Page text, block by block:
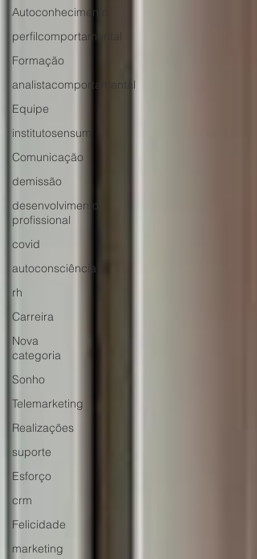
Autoconhecimento
perfilcomportamental
Formação
analistacomportamental
Equipe
institutosensum
Comunicação
demissão
desenvolvimento
profissional
covid
autoconsciência
rh
Carreira
Nova
categoria
Sonho
Telemarketing
Realizações
suporte
Esforço
crm
Felicidade
marketing